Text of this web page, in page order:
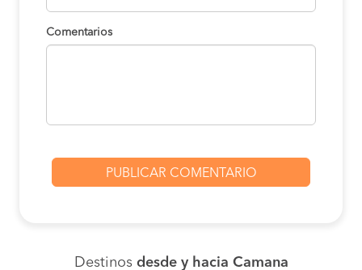
Comentarios
Destinos desde y hacia Camana